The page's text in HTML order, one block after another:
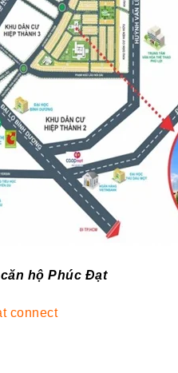
hộ Phúc Đạt
connect